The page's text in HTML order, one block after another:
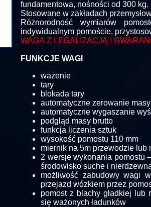
fundamentowa, nośności od 300 kg.
Stosowane w zakładach
Różnorodność wymiarów
indywidualnym pomoście,
WAGA Z LEGALIZACJĄ I
FUNKCJE WAGI
ważenie
tary
blokada tary
automatyczne zerowanie
automatyczne wygaszanie
podgląd masy brutto
funkcja liczenia sztuk
wysokość pomostu 110 mm
miernik na 5m przewodzie lub
2 wersje wykonania pomostu
środowisko suche i
możliwość zabudowy wagi
przejazd wózkiem przez
pomost z blachy gładkiej lub
się ważonych ładunków